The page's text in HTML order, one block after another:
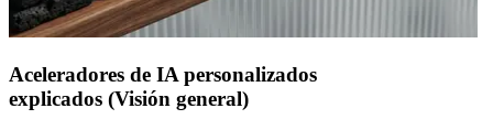
Aceleradores de IA personalizados
explicados (Visión general)